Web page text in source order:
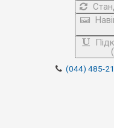
(044) 485-